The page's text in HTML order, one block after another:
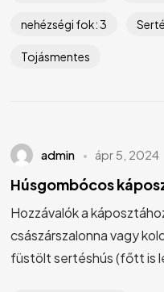
nehézségi fok: 3
Tojásmentes
admin ápr 5, 2024
Húsgombócos
Hozzávalók a
császárszalonna vagy
füstölt sertéshús (főtt is